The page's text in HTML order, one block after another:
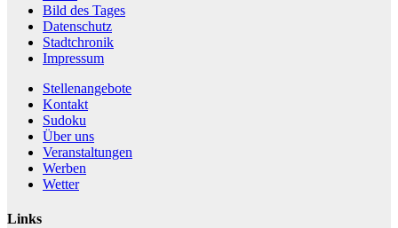
Bild des Tages
Datenschutz
Stadtchronik
Impressum
Stellenangebote
Kontakt
Sudoku
Über uns
Veranstaltungen
Werben
Wetter
Links